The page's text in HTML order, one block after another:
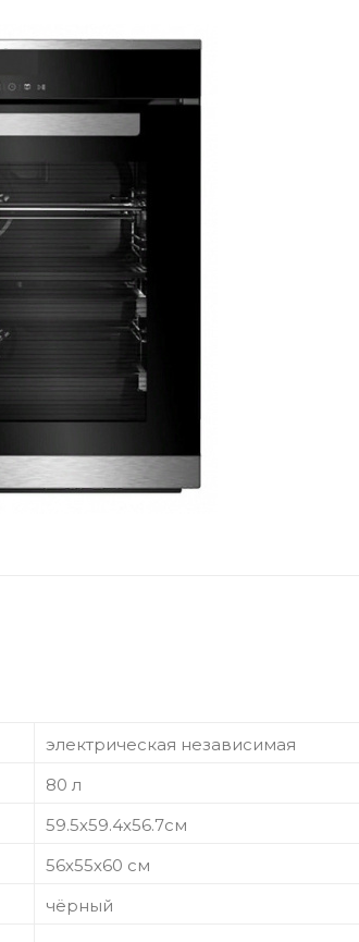
электрическая независимая
80 л
59.5х59.4х56.7см
56х55х60 см
чёрный